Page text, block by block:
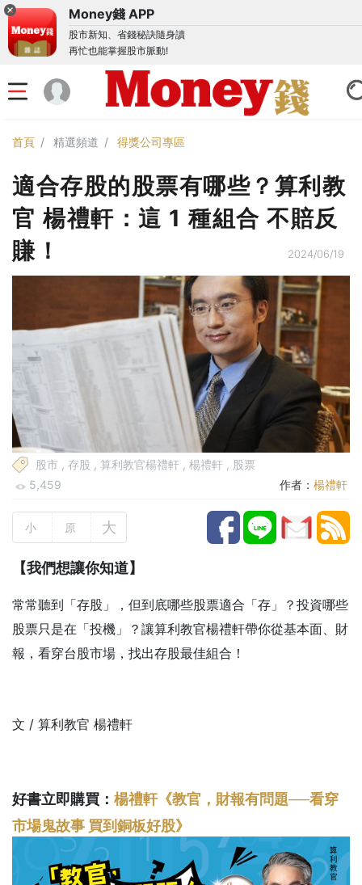
Money錢 APP
股市新知、省錢秘訣隨身讀
再忙也能掌握股市脈動!
首頁 精選頻道 得獎公司專區
適合存股的股票有哪些？算利教
官 楊禮軒：這 1 種組合 不賠反
賺！
2024/06/19
股市 , 存股 , 算利教官楊禮軒 , 楊禮軒 , 股票
5,459
作者： 楊禮軒
小 原 大
【我們想讓你知道】
常常聽到「存股」，但到底哪些股票適合「存」？投資哪些
股票只是在「投機」？讓算利教官楊禮軒帶你從基本面、財
報，看穿台股市場，找出存股最佳組合！
文 / 算利教官 楊禮軒
好書立即購買： 楊禮軒《教官，財報有問題──看穿
市場鬼故事 買到銅板好股》